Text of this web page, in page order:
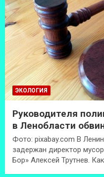
ЭКОЛОГИЯ
Руководителя
в Ленобласти
Фото: pixabay.com В
задержан директор
Бор» Алексей Трутнев.